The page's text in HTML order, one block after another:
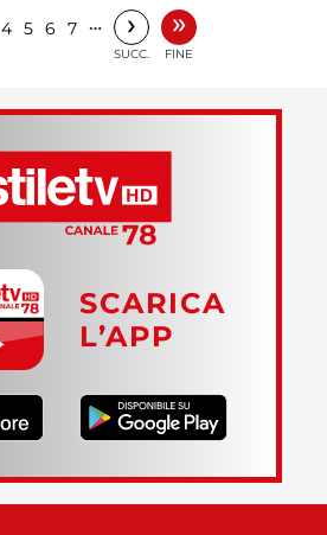
4 5 6 7 … ›
SUCC.
»
FINE
SCARICA
L’APP